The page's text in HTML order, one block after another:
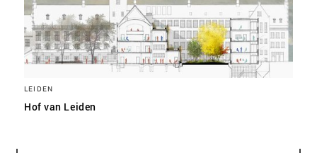
LEIDEN
Hof van Leiden